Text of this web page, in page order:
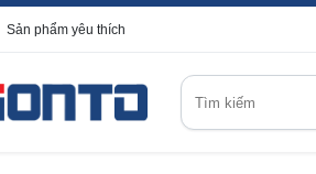
Sản phẩm yêu thích